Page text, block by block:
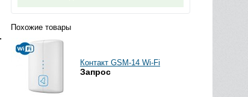
Похожие товары
Контакт GSM-14 Wi-Fi
Запрос